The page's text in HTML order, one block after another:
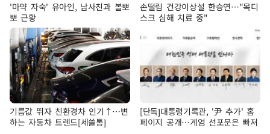
'마약 자숙' 유아인, 남사친과 볼뽀
뽀 근황
손떨림 건강이상설 한승연…"목디
스크 심해 치료 중"
기름값 뛰자 친환경차 인기↑…변
하는 자동차 트렌드[세쓸통]
[단독]대통령기록관, '尹 추가' 홈
페이지 공개…계엄 선포문은 빠져